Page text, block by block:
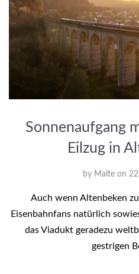
Sonnenaufgang
Eilzug in
by Malte on
Auch wenn Altenbeken
Eisenbahnfans natürlich
das Viadukt geradezu
gestrigen